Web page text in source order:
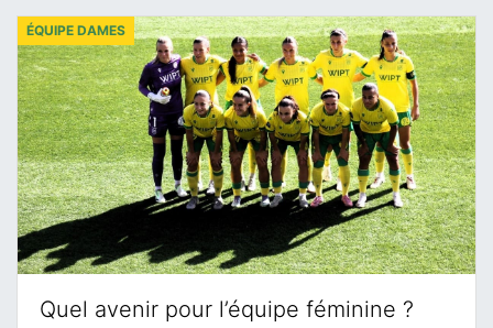
Quel avenir pour l’équipe féminine ?
ÉQUIPE DAMES